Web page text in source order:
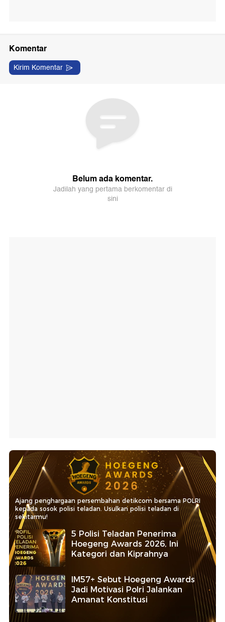
Ajang penghargaan persembahan detikcom bersama POLRI
kepada sosok polisi teladan. Usulkan polisi teladan di
sekitarmu!
5 Polisi Teladan Penerima
Hoegeng Awards 2026, Ini
Kategori dan Kiprahnya
IM57+ Sebut Hoegeng Awards
Jadi Motivasi Polri Jalankan
Amanat Konstitusi